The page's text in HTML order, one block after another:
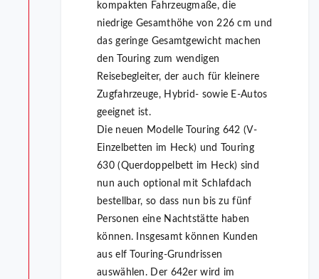
kompakten Fahrzeugmaße, die
niedrige Gesamthöhe von 226 cm und
das geringe Gesamtgewicht machen
den Touring zum wendigen
Reisebegleiter, der auch für kleinere
Zugfahrzeuge, Hybrid- sowie E-Autos
geeignet ist.
Die neuen Modelle Touring 642 (V-
Einzelbetten im Heck) und Touring
630 (Querdoppelbett im Heck) sind
nun auch optional mit Schlafdach
bestellbar, so dass nun bis zu fünf
Personen eine Nachtstätte haben
können. Insgesamt können Kunden
aus elf Touring-Grundrissen
auswählen. Der 642er wird im